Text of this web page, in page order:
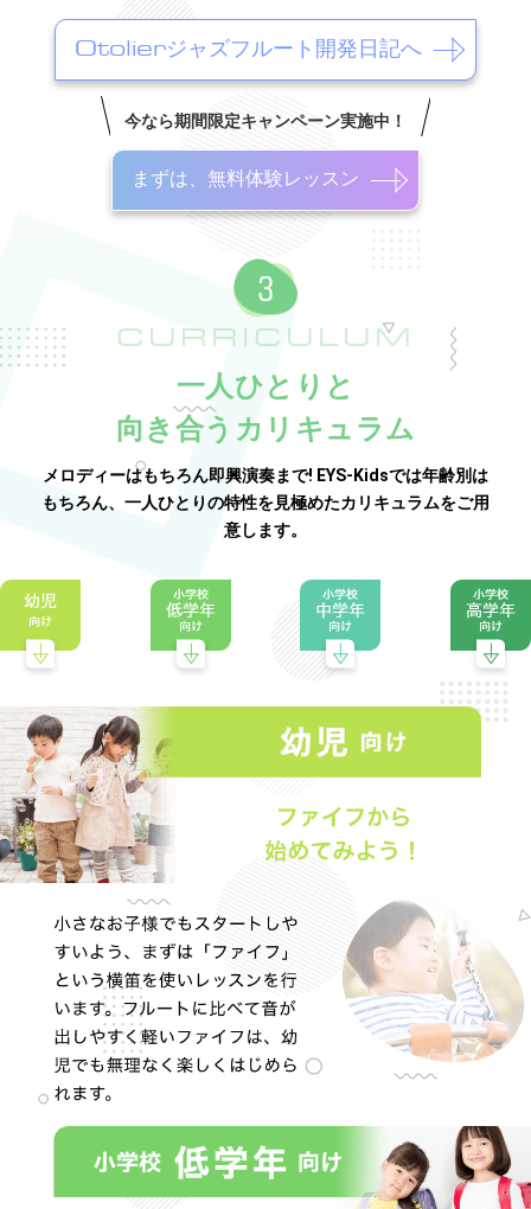
Otolierジャズフルート開発日記へ
今なら期間限定キャンペーン実施中！
まずは、無料体験レッスン
CURRICULUM
一人ひとりと
向き合うカリキュラム
メロディーはもちろん即興演奏まで! EYS-Kidsでは年齢別は
もちろん、一人ひとりの特性を見極めたカリキュラムをご用
意します。